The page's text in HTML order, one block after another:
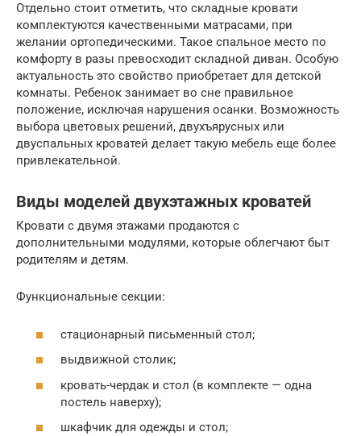
Отдельно стоит отметить, что складные кровати
комплектуются качественными матрасами, при
желании ортопедическими. Такое спальное место по
комфорту в разы превосходит складной диван. Особую
актуальность это свойство приобретает для детской
комнаты. Ребенок занимает во сне правильное
положение, исключая нарушения осанки. Возможность
выбора цветовых решений, двухъярусных или
двуспальных кроватей делает такую мебель еще более
привлекательной.
Виды моделей двухэтажных кроватей
Кровати с двумя этажами продаются с
дополнительными модулями, которые облегчают быт
родителям и детям.
Функциональные секции:
стационарный письменный стол;
выдвижной столик;
кровать-чердак и стол (в комплекте — одна
постель наверху);
шкафчик для одежды и стол;